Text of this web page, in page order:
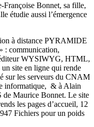
Françoise Bonnet, sa fille,
étudie aussi l’émergence
à distance PYRAMIDE
: communication,
WYSIWYG, HTML,
site en ligne qui rende
sur les serveurs du CNAM
informatique, & à Alain
Maurice Bonnet. Le site
les pages d’accueil, 12
Fichiers pour un poids